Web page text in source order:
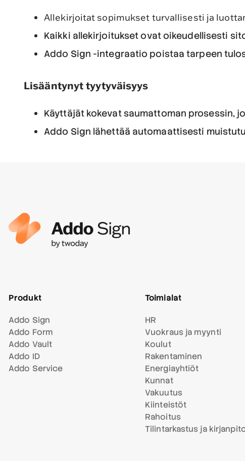
Allekirjoitat sopimukset turvallisesti ja
Kaikki allekirjoitukset ovat oikeudellisesti
Addo Sign -integraatio poistaa tarpeen
Lisääntynyt tyytyväisyys
Käyttäjät kokevat saumattoman prosessin,
Addo Sign lähettää automaattisesti
Produkt
Addo Sign
Addo Form
Addo Vault
Addo ID
Addo Service
Toimialat
HR
Vuokraus ja myynti
Koulut
Rakentaminen
Energiayhtiöt
Kunnat
Vakuutus
Kiinteistöt
Rahoitus
Tilintarkastus ja